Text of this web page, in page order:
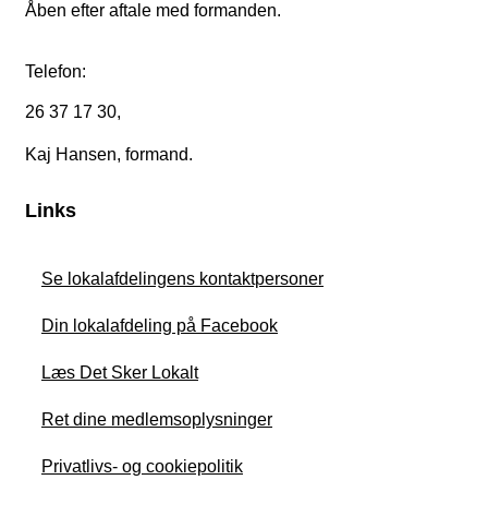
Åben efter aftale med formanden.
Telefon:
26 37 17 30,
Kaj Hansen, formand.
Links
Se lokalafdelingens kontaktpersoner
Din lokalafdeling på Facebook
Læs Det Sker Lokalt
Ret dine medlemsoplysninger
Privatlivs- og cookiepolitik